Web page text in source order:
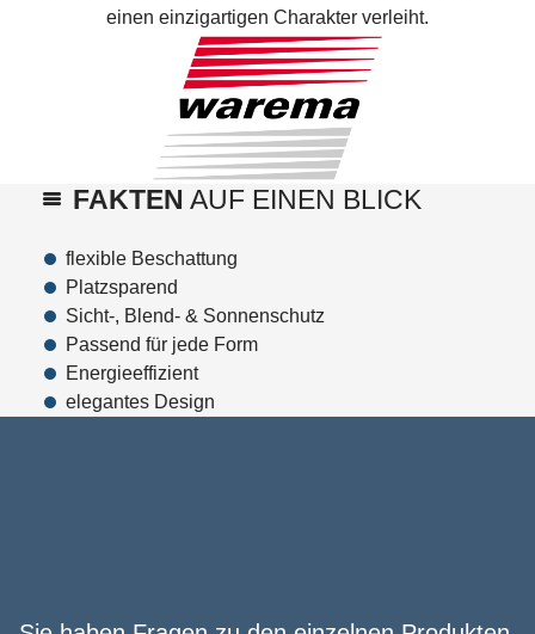
einen einzigartigen Charakter verleiht.
FAKTEN AUF EINEN BLICK
flexible Beschattung
Platzsparend
Sicht-, Blend- & Sonnenschutz
Passend für jede Form
Energieeffizient
elegantes Design